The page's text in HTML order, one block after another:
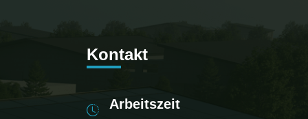
Kontakt
Arbeitszeit